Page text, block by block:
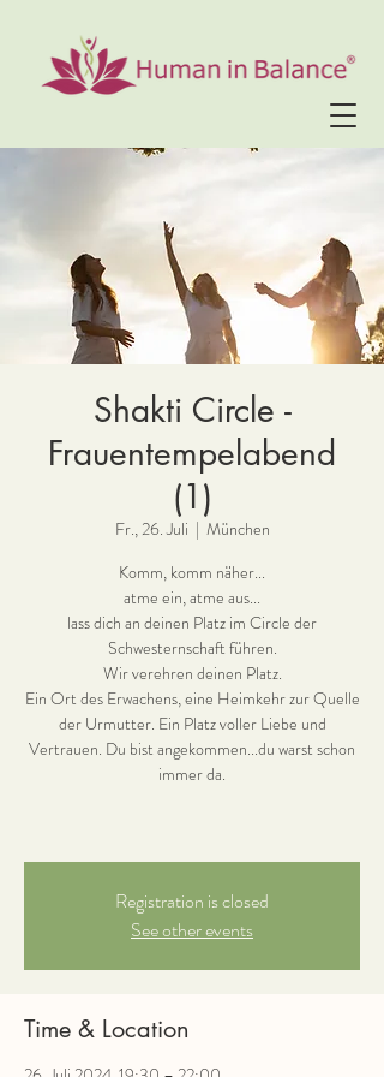
Shakti Circle -
Frauentempelabend
(1)
Fr., 26. Juli
  |
München
Komm, komm näher...
atme ein, atme aus...
lass dich an deinen Platz im Circle der
Schwesternschaft führen.
Wir verehren deinen Platz.
Ein Ort des Erwachens, eine Heimkehr zur Quelle
der Urmutter. Ein Platz voller Liebe und
Vertrauen. Du bist angekommen...du warst schon
immer da.
Registration is closed
See other events
Time & Location